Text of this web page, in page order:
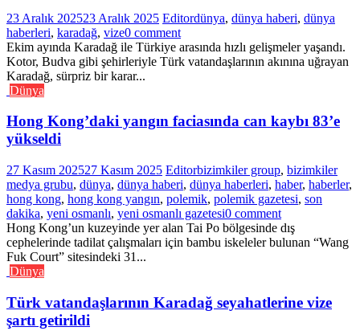
23 Aralık 202523 Aralık 2025 Editordünya, dünya haberi, dünya
haberleri, karadağ, vize0 comment
Ekim ayında Karadağ ile Türkiye arasında hızlı gelişmeler yaşandı.
Kotor, Budva gibi şehirleriyle Türk vatandaşlarının akınına uğrayan
Karadağ, sürpriz bir karar...
Dünya
Hong Kong’daki yangın faciasında can kaybı 83’e
yükseldi
27 Kasım 202527 Kasım 2025 Editorbizimkiler group, bizimkiler
medya grubu, dünya, dünya haberi, dünya haberleri, haber, haberler,
hong kong, hong kong yangın, polemik, polemik gazetesi, son
dakika, yeni osmanlı, yeni osmanlı gazetesi0 comment
Hong Kong’un kuzeyinde yer alan Tai Po bölgesinde dış
cephelerinde tadilat çalışmaları için bambu iskeleler bulunan “Wang
Fuk Court” sitesindeki 31...
Dünya
Türk vatandaşlarının Karadağ seyahatlerine vize
şartı getirildi